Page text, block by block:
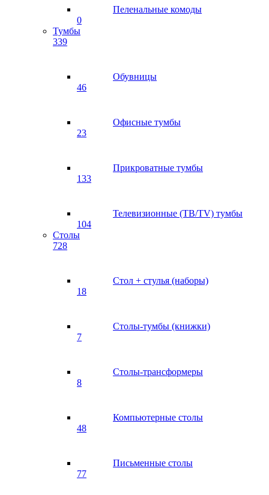
Пеленальные комоды
0
Тумбы
339
Обувницы
46
Офисные тумбы
23
Прикроватные тумбы
133
Телевизионные (ТВ/TV) тумбы
104
Столы
728
Стол + стулья (наборы)
18
Столы-тумбы (книжки)
7
Столы-трансформеры
8
Компьютерные столы
48
Письменные столы
77